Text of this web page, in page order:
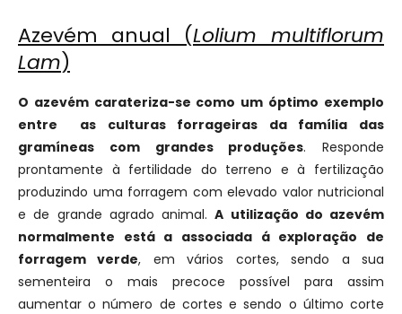
Azevém anual (Lolium multiflorum
Lam)
O azevém carateriza-se como um óptimo exemplo
entre as culturas forrageiras da família das
gramíneas com grandes produções. Responde
prontamente à fertilidade do terreno e à fertilização
produzindo uma forragem com elevado valor nutricional
e de grande agrado animal.A utilização do azevém
normalmente está a associada á exploração de
forragem verde, em vários cortes, sendo a sua
sementeira o mais precoce possível para assim
aumentar o número de cortes e sendo o último corte